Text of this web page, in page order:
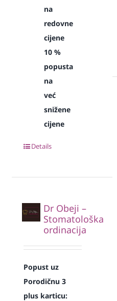
na
redovne
cijene
10 %
popusta
na
već
snižene
cijene
Details
Dr Obeji –
Stomatološka
ordinacija
Popust uz
Porodičnu 3
plus karticu: